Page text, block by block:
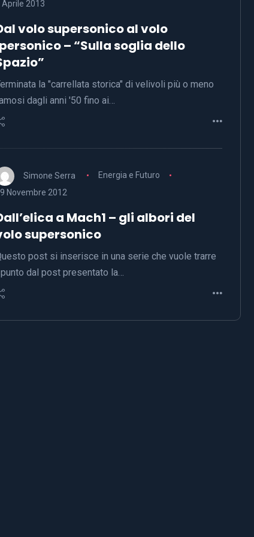
Aprile 2013
volo supersonico al volo
– “Sulla soglia dello
la "carrellata storica" di velivoli più o meno
dagli anni '50 fino ai…
Simone Serra
Energia e Futuro
Novembre 2012
a Mach1 – gli albori del
supersonico
post si inserisce in una serie che vuole trarre
dal post presentato la…